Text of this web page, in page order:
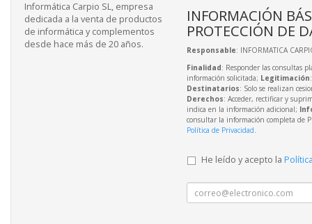
Informática Carpio SL, empresa
dedicada a la venta de productos
de informática y complementos
desde hace más de 20 años.
INFORMACIÓN
PROTECCIÓN DE
Responsable: INFORMATICA
Finalidad: Responder las consultas
información solicitada; Legitimación
Destinatarios: Solo se realizan
Derechos: Acceder, rectificar y
indica en la información adicional;
consultar la información completa de
Política de Privacidad.
He leído y acepto la